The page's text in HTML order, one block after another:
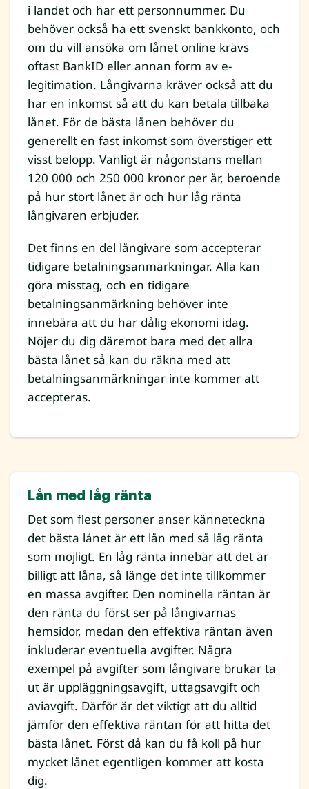
i landet och har ett personnummer. Du
behöver också ha ett svenskt bankkonto, och
om du vill ansöka om lånet online krävs
oftast BankID eller annan form av e-
legitimation. Långivarna kräver också att du
har en inkomst så att du kan betala tillbaka
lånet. För de bästa lånen behöver du
generellt en fast inkomst som överstiger ett
visst belopp. Vanligt är någonstans mellan
120 000 och 250 000 kronor per år, beroende
på hur stort lånet är och hur låg ränta
långivaren erbjuder.
Det finns en del långivare som accepterar
tidigare betalningsanmärkningar. Alla kan
göra misstag, och en tidigare
betalningsanmärkning behöver inte
innebära att du har dålig ekonomi idag.
Nöjer du dig däremot bara med det allra
bästa lånet så kan du räkna med att
betalningsanmärkningar inte kommer att
accepteras.
Lån med låg ränta
Det som flest personer anser känneteckna
det bästa lånet är ett lån med så låg ränta
som möjligt. En låg ränta innebär att det är
billigt att låna, så länge det inte tillkommer
en massa avgifter. Den nominella räntan är
den ränta du först ser på långivarnas
hemsidor, medan den effektiva räntan även
inkluderar eventuella avgifter. Några
exempel på avgifter som långivare brukar ta
ut är uppläggningsavgift, uttagsavgift och
aviavgift. Därför är det viktigt att du alltid
jämför den effektiva räntan för att hitta det
bästa lånet. Först då kan du få koll på hur
mycket lånet egentligen kommer att kosta
dig.